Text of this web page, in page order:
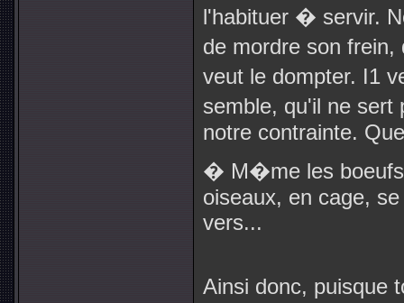
l'habituer � servir.
de mordre son
veut le dompter. I1
semble, qu'il ne
notre contrainte.
� M�me les
oiseaux, en cage,
vers...
Ainsi donc, puisque